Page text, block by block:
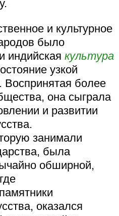
и культурное
было
индийскаякультура
узкой
более
она сыграла
и развитии
занимали
была
обширной,
оказался